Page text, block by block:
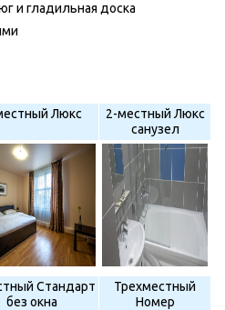
и гладильная доска
Люкс
2-местный Люкс
санузел
Стандарт
без окна
Трехместный
Номер